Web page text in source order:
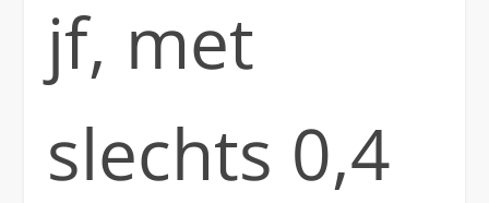
jf, met
slechts 0,4